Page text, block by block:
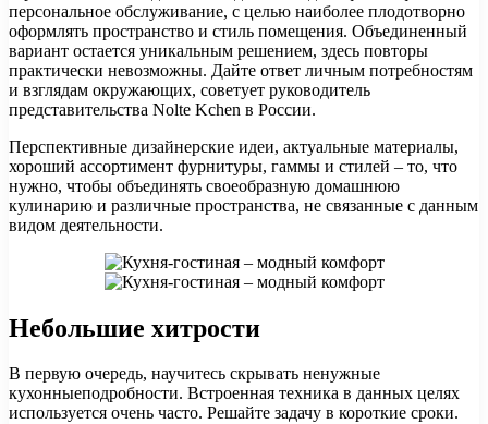
персональное обслуживание, с целью наиболее плодотворно
оформлять пространство и стиль помещения. Объединенный
вариант остается уникальным решением, здесь повторы
практически невозможны. Дайте ответ личным потребностям
и взглядам окружающих, советует руководитель
представительства Nolte Kchen в России.
Перспективные дизайнерские идеи, актуальные материалы,
хороший ассортимент фурнитуры, гаммы и стилей – то, что
нужно, чтобы объединять своеобразную домашнюю
кулинарию и различные пространства, не связанные с данным
видом деятельности.
Небольшие хитрости
В первую очередь, научитесь скрывать ненужные
кухонныеподробности. Встроенная техника в данных целях
используется очень часто. Решайте задачу в короткие сроки.